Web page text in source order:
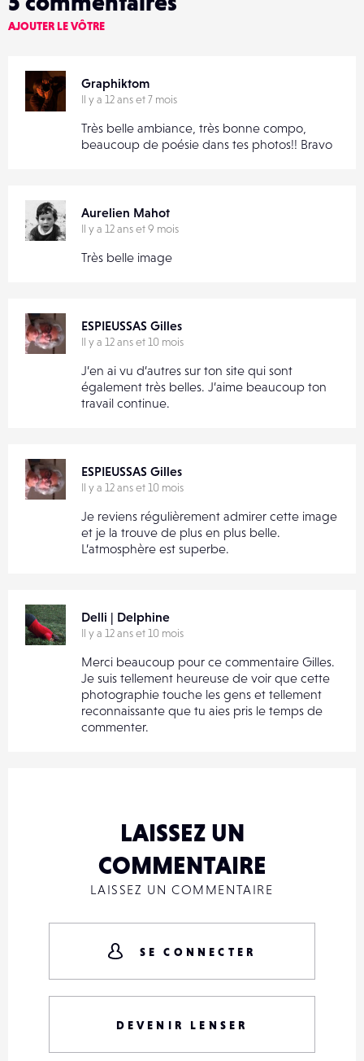
AJOUTER LE VÔTRE
Graphiktom
Il y a 12 ans et 7 mois
Très belle ambiance, très bonne compo,
beaucoup de poésie dans tes photos!! Bravo
Aurelien Mahot
Il y a 12 ans et 9 mois
Très belle image
ESPIEUSSAS Gilles
Il y a 12 ans et 10 mois
J’en ai vu d’autres sur ton site qui sont
également très belles. J’aime beaucoup ton
travail continue.
ESPIEUSSAS Gilles
Il y a 12 ans et 10 mois
Je reviens régulièrement admirer cette image
et je la trouve de plus en plus belle.
L’atmosphère est superbe.
Delli | Delphine
Il y a 12 ans et 10 mois
Merci beaucoup pour ce commentaire Gilles.
Je suis tellement heureuse de voir que cette
photographie touche les gens et tellement
reconnaissante que tu aies pris le temps de
commenter.
LAISSEZ UN
COMMENTAIRE
LAISSEZ UN COMMENTAIRE
SE CONNECTER
DEVENIR LENSER